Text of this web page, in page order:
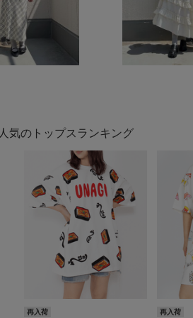
人気のトップスランキング
再入荷 再入荷